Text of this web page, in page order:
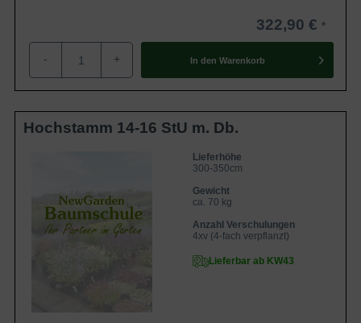
322,90 €
- + In den Warenkorb
Hochstamm 14-16 StU m. Db.
Lieferhöhe
300-350cm
Gewicht
ca. 70 kg
Anzahl Verschulungen
4xv (4-fach verpflanzt)
Lieferbar ab KW43